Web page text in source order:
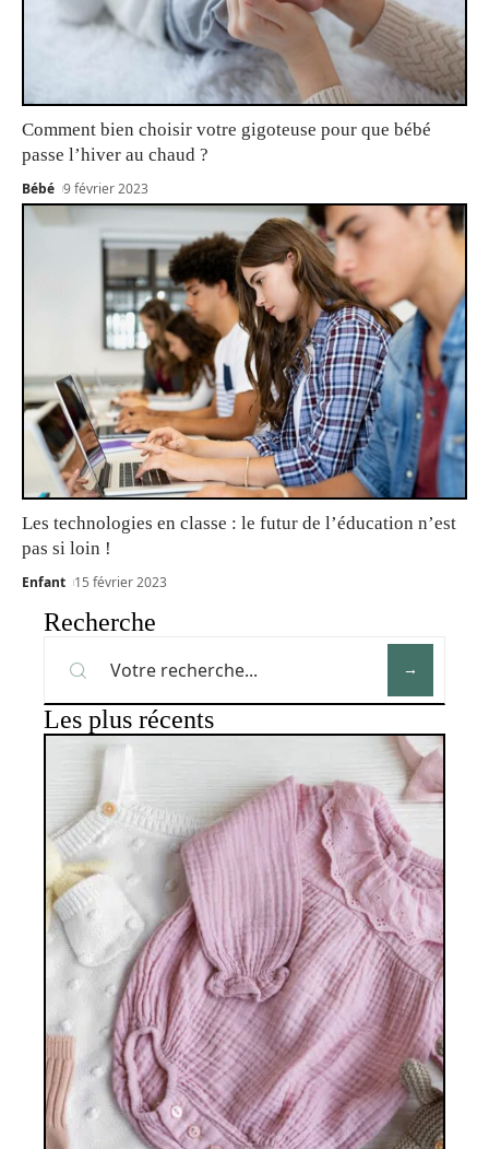
Comment bien choisir votre gigoteuse pour que bébé
passe l’hiver au chaud ?
Bébé 9 février 2023
Les technologies en classe : le futur de l’éducation n’est
pas si loin !
Enfant 15 février 2023
Recherche
Les plus récents